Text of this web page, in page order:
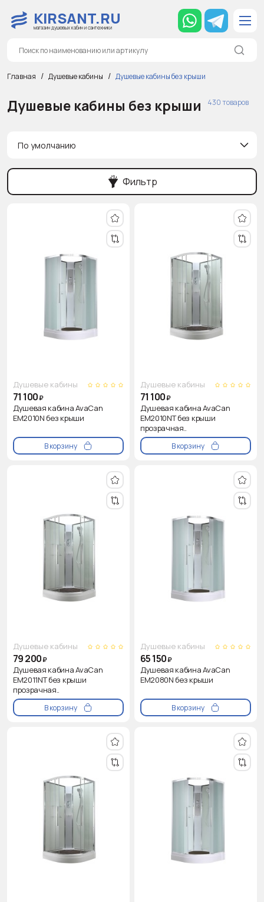
KIRSANT.RU
магазин душевых кабин и сантехники
Главная Душевые кабины Душевые кабины без крыши
Душевые кабины без крыши 430 товаров
По умолчанию
Фильтр
Душевые кабины
71 100₽
Душевая кабина AvaCan
EM2010N без крыши
В корзину
Душевые кабины
71 100₽
Душевая кабина AvaCan
EM2010NT без крыши
прозрачная..
В корзину
Душевые кабины
79 200₽
Душевая кабина AvaCan
EM2011NT без крыши
прозрачная..
В корзину
Душевые кабины
65 150₽
Душевая кабина AvaCan
EM2080N без крыши
В корзину